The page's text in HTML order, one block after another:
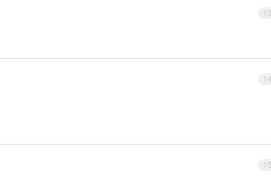
13
14
15